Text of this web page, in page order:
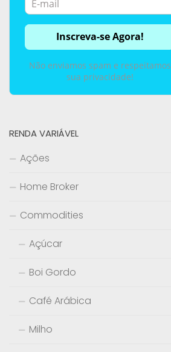
Não enviamos spam e respeitamos
sua privacidade!
RENDA VARIÁVEL
Ações
Home Broker
Commodities
Açúcar
Boi Gordo
Café Arábica
Milho